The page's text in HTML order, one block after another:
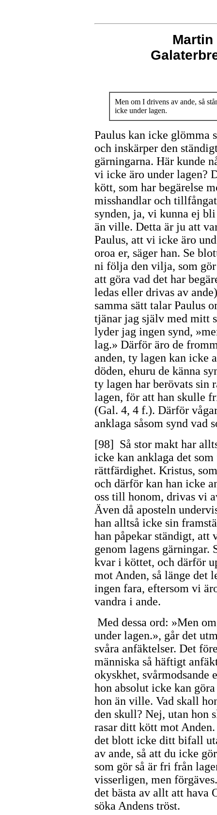
Men om I drivens av ande, så
icke under lagen.
Paulus kan icke glömma
och inskärper den
gärningarna. Här kunde
vi icke äro under lagen?
kött, som har begärelse
misshandlar och
synden, ja, vi kunna ej
än ville. Detta är ju att
Paulus, att vi icke äro
oroa er, säger han. Se
ni följa den vilja, som
att göra vad det har
ledas eller drivas av
samma sätt talar Paulus
tjänar jag själv med mitt
lyder jag ingen synd,
lag.» Därför äro de
anden, ty lagen kan icke
döden, ehuru de känna
ty lagen har berövats sin
lagen, för att han skulle
(Gal. 4, 4 f.). Därför
anklaga såsom synd vad
[98] Så stor makt har
icke kan anklaga det
rättfärdighet. Kristus,
och därför kan han icke
oss till honom, drivas vi
Även då aposteln
han alltså icke sin
han påpekar ständigt,
genom lagens gärningar.
kvar i köttet, och därför
mot Anden, så länge det
ingen fara, eftersom vi
vandra i ande.
Med dessa ord: »Men
under lagen.», går det
svåra anfäktelser. Det
människa så häftigt
okyskhet, svårmodsande
hon absolut icke kan
hon än ville. Vad skall
den skull? Nej, utan hon
rasar ditt kött mot
det blott icke ditt bifall
av ande, så att du icke
som gör så är fri från
visserligen, men
det bästa av allt att hava
söka Andens tröst.